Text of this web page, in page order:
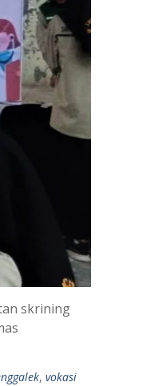
skrining
, vokasi